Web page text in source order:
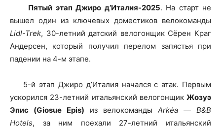
Пятый этап Джиро д’Италия-2025. На старт не
вышел один из ключевых доместиков велокоманды
Lidl-Trek, 30-летний датский велогонщик Сёрен Краг
Андерсен, который получил перелом запястья при
падении на 4-м этапе.
5-й этап Джиро д’Италия начался с атак. Первым
ускорился 23-летний итальянский велогонщик Жозуэ
Эпис (Giosue Epis) из велокоманды Arkéa — B&B
Hotels, за ним поехали 27-летний итальянский